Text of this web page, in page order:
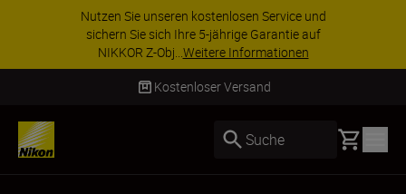
Nutzen Sie unseren kostenlosen Service und
sichern Sie sich Ihre 5-jährige Garantie auf
NIKKOR Z-Obj...Weitere Informationen
Kostenloser Versand
Suche Basket